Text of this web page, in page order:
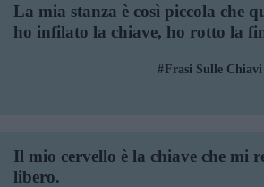
La mia stanza è così piccola che
ho infilato la chiave, ho rotto la
Frasi Sulle Chiavi
Il mio cervello è la chiave che mi
libero.